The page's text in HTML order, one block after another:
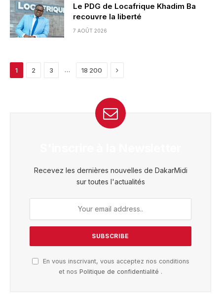
Le PDG de Locafrique Khadim Ba
recouvre la liberté
7 AOÛT 2026
1 2 3 … 18 200 Next
Recevez les dernières nouvelles de DakarMidi
sur toutes l'actualités
En vous inscrivant, vous acceptez nos conditions
et nos Politique de confidentialité .